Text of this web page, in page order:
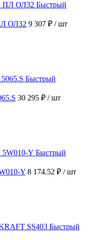
Быстрый
ОЛ32 9 307 ₽ / шт
Быстрый
30 295 ₽ / шт
Быстрый
Y 8 174.52 ₽ / шт
Быстрый